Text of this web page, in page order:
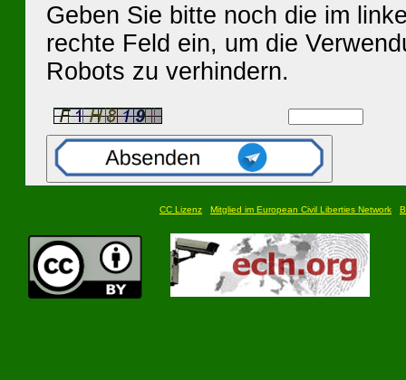
Geben Sie bitte noch die im
rechte Feld ein, um die
Robots zu verhindern.
CC Lizenz Mitglied im European Civil Liberties Network